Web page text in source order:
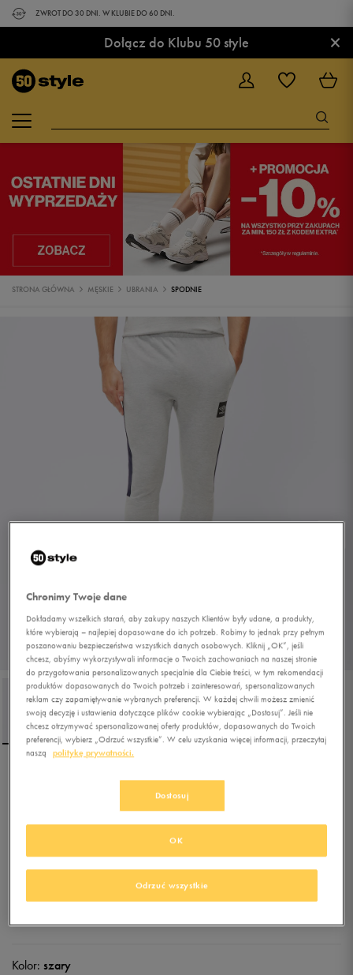
ZWROT DO 30 DNI. W KLUBIE DO 60 DNI.
Dołącz do Klubu 50 style ×
STRONA GŁÓWNA MĘSKIE UBRANIA SPODNIE
UMBRO SPODNIE
(cena początkowa)
77,99
69,99
Kolor: szary
Chronimy Twoje dane
Dokładamy wszelkich starań, aby zakupy naszych Klientów były udane, a produkty,
które wybierają – najlepiej dopasowane do ich potrzeb. Robimy to jednak przy pełnym
poszanowaniu bezpieczeństwa wszystkich danych osobowych. Kliknij „OK”, jeśli
chcesz, abyśmy wykorzystywali informacje o Twoich zachowaniach na naszej stronie
do przygotowania personalizowanych specjalnie dla Ciebie treści, w tym rekomendacji
produktów dopasowanych do Twoich potrzeb i zainteresowań, spersonalizowanych
reklam czy zapamiętywanie wybranych preferencji. W każdej chwili możesz zmienić
swoją decyzję i ustawienia dotyczące plików cookie wybierając „Dostosuj”. Jeśli nie
chcesz otrzymywać spersonalizowanej oferty produktów, dopasowanych do Twoich
preferencji, wybierz „Odrzuć wszystkie”. W celu uzyskania więcej informacji, przeczytaj
naszą
politykę prywatności.
Dostosuj
Odrzuć wszystkie
OK